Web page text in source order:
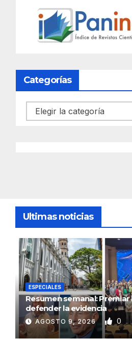
Categorías
Categorías
Ultimas noticias
ESPECIALES
Resumen semanal: Premiar
defender la evidencia
AGOSTO 9, 2026 0